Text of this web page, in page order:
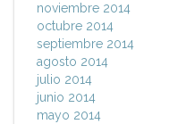
noviembre 2014
octubre 2014
septiembre 2014
agosto 2014
julio 2014
junio 2014
mayo 2014